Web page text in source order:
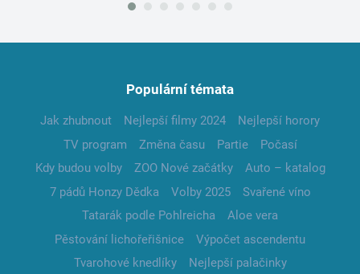
Populární témata
Jak zhubnout Nejlepší filmy 2024
Nejlepší horory
TV program
Změna času Partie
Počasí
Kdy budou volby
ZOO Nové začátky
Auto – katalog
7 pádů Honzy Dědka
Volby 2025
Svařené víno
Tatarák podle Pohlreicha
Aloe vera
Pěstování lichořeřišnice
Výpočet ascendentu
Tvarohové knedlíky
Nejlepší palačinky